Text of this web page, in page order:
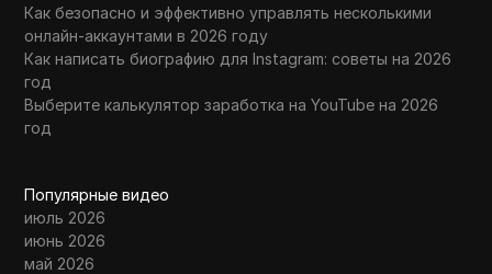
Как безопасно и эффективно управлять несколькими
онлайн-аккаунтами в 2026 году
Как написать биографию для Instagram: советы на 2026
год
Выберите калькулятор заработка на YouTube на 2026
год
Популярные видео
июль 2026
июнь 2026
май 2026